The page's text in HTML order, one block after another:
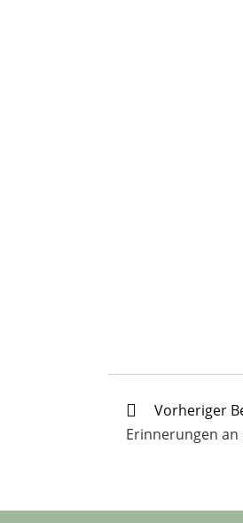
Weitere
Artikel
ansehen
Vorheriger
Erinnerungen an